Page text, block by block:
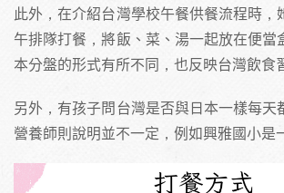
此外，在介紹台灣學校午餐供餐流程時，
午排隊打餐，將飯、菜、湯一起放在便當
本分盤的形式有所不同，也反映台灣飲食
另外，有孩子問台灣是否與日本一樣每天
營養師則說明並不一定，例如興雅國小是